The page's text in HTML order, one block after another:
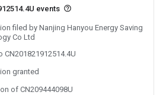
events
filed by Nanjing Hanyou Energy Saving
Co Ltd
CN201821912514.4U
granted
of CN209444098U